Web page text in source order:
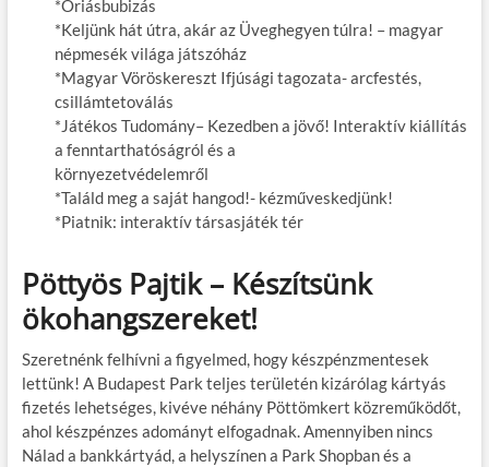
*Óriásbubizás
*Keljünk hát útra, akár az Üveghegyen túlra! – magyar
népmesék világa játszóház
*Magyar Vöröskereszt Ifjúsági tagozata- arcfestés,
csillámtetoválás
*Játékos Tudomány– Kezedben a jövő! Interaktív kiállítás
a fenntarthatóságról és a
környezetvédelemről
*Találd meg a saját hangod!- kézműveskedjünk!
*Piatnik: interaktív társasjáték tér
Pöttyös Pajtik – Készítsünk
ökohangszereket!
Szeretnénk felhívni a figyelmed, hogy készpénzmentesek
lettünk! A Budapest Park teljes területén kizárólag kártyás
fizetés lehetséges, kivéve néhány Pöttömkert közreműködőt,
ahol készpénzes adományt elfogadnak. Amennyiben nincs
Nálad a bankkártyád, a helyszínen a Park Shopban és a